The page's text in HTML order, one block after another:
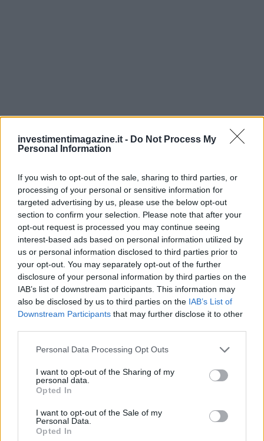
investimentimagazine.it - Do Not Process My
Personal Information
If you wish to opt-out of the sale, sharing to third parties, or
processing of your personal or sensitive information for
targeted advertising by us, please use the below opt-out
section to confirm your selection. Please note that after your
opt-out request is processed you may continue seeing
interest-based ads based on personal information utilized by
us or personal information disclosed to third parties prior to
your opt-out. You may separately opt-out of the further
disclosure of your personal information by third parties on the
IAB’s list of downstream participants. This information may
also be disclosed by us to third parties on the IAB’s List of
Downstream Participants that may further disclose it to other
Please note that this website/app uses one or more Google
not limited to your visit or usage behaviour. You may click to
grant or deny consent to Google and its third-party tags to
use your data for below specified purposes in below Google
consent section.
Personal Data Processing Opt Outs
I want to opt-out of the Sharing of my
personal data.
Opted In
I want to opt-out of the Sale of my
Personal Data.
Opted In
Continua a leggere
Come scegliere gli esami opzionali nei corsi di laurea in
economia
Andrea Innocenti · 8 Ago 2026